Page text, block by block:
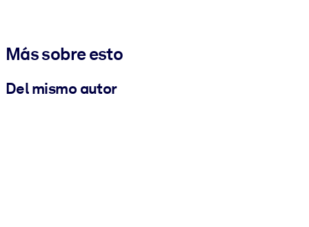
Más sobre esto
Del mismo autor